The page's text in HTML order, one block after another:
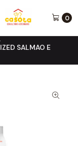
0
amigo!
SALMAO E